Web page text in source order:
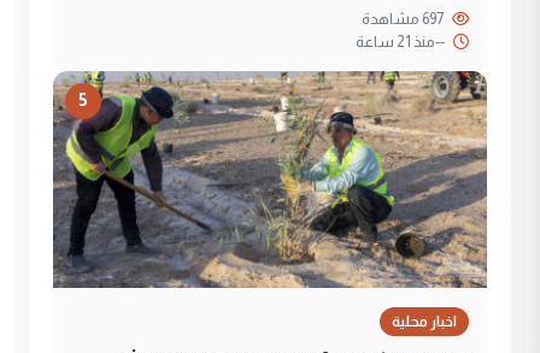
--منذ 21 ساعة
5
اخبار محلية